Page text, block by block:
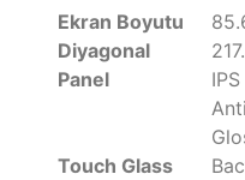
Ekran Boyutu
Diyagonal
Panel
IPS
Touch Glass